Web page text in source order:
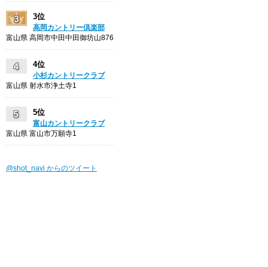
3位
高岡カントリー倶楽部
富山県 高岡市中田中田御坊山876
4位
小杉カントリークラブ
富山県 射水市浄土寺1
5位
富山カントリークラブ
富山県 富山市万願寺1
@shot_navi からのツイート